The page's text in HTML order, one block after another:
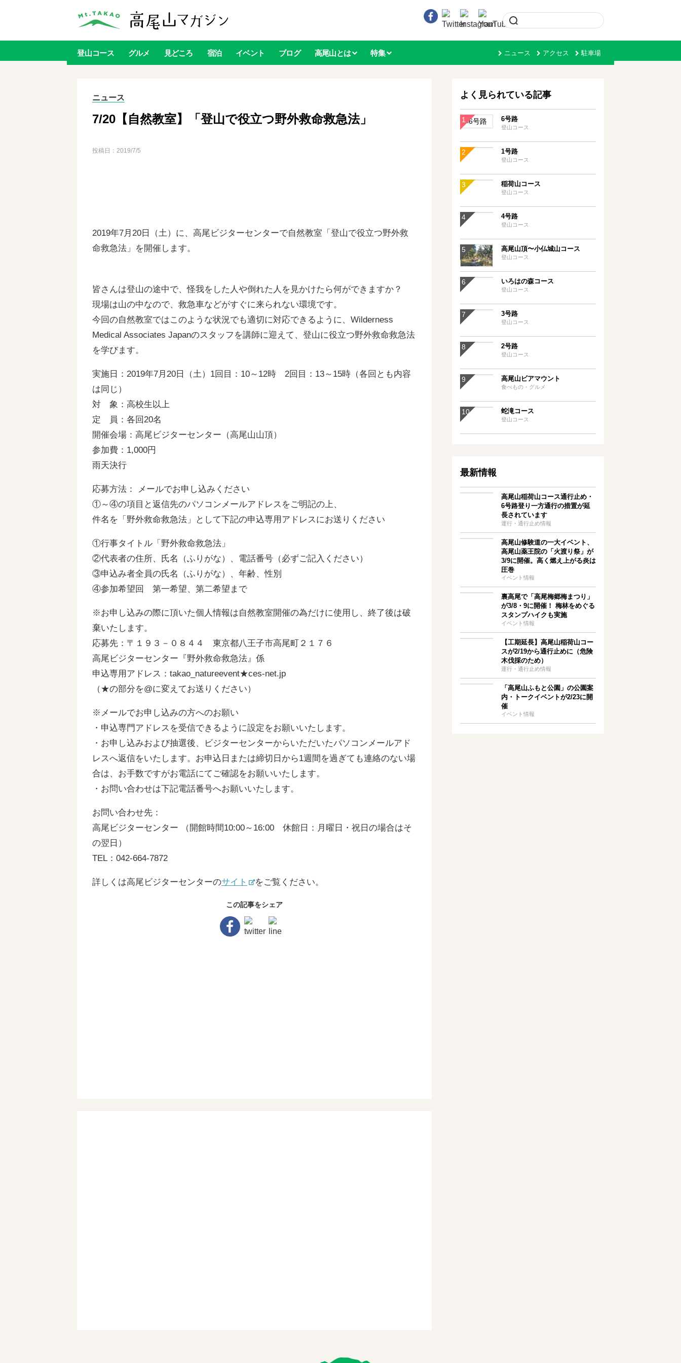
ニュース アクセス 駐車場
登山コース グルメ 見どころ 宿泊 イベント ブログ 高尾山とは 特集
ニュース
7/20【自然教室】「登山で役立つ野外救命救急法」
投稿日： 2019/7/5
2019年7月20日（土）に、高尾ビジターセンターで自然教室「登山で役立つ野外救
命救急法」を開催します。
皆さんは登山の途中で、怪我をした人や倒れた人を見かけたら何ができますか？
現場は山の中なので、救急車などがすぐに来られない環境です。
今回の自然教室ではこのような状況でも適切に対応できるように、Wilderness
Medical Associates Japanのスタッフを講師に迎えて、登山に役立つ野外救命救急法
を学びます。
実施日：2019年7月20日（土）1回目：10～12時 2回目：13～15時（各回とも内容
は同じ）
対 象：高校生以上
定 員：各回20名
開催会場：高尾ビジターセンター（高尾山山頂）
参加費：1,000円
雨天決行
応募方法： メールでお申し込みください
①～④の項目と返信先のパソコンメールアドレスをご明記の上、
件名を「野外救命救急法」として下記の申込専用アドレスにお送りください
①行事タイトル「野外救命救急法」
②代表者の住所、氏名（ふりがな）、電話番号（必ずご記入ください）
③申込み者全員の氏名（ふりがな）、年齢、性別
④参加希望回 第一希望、第二希望まで
※お申し込みの際に頂いた個人情報は自然教室開催の為だけに使用し、終了後は破
棄いたします。
応募先：〒１９３－０８４４ 東京都八王子市高尾町２１７６
高尾ビジターセンター『野外救命救急法』係
申込専用アドレス：takao_natureevent★ces-net.jp
（★の部分を@に変えてお送りください）
※メールでお申し込みの方へのお願い
・申込専門アドレスを受信できるように設定をお願いいたします。
・お申し込みおよび抽選後、ビジターセンターからいただいたパソコンメールアド
レスへ返信をいたします。お申込日または締切日から1週間を過ぎても連絡のない場
合は、お手数ですがお電話にてご確認をお願いいたします。
・お問い合わせは下記電話番号へお願いいたします。
お問い合わせ先：
高尾ビジターセンター （開館時間10:00～16:00 休館日：月曜日・祝日の場合はそ
の翌日）
TEL：042-664-7872
詳しくは高尾ビジターセンターのサイト をご覧ください。
この記事をシェア
よく見られている記事
6号路
登山コース
1号路
登山コース
稲荷山コース
登山コース
4号路
登山コース
高尾山頂〜小仏城山コース
登山コース
いろはの森コース
登山コース
3号路
登山コース
2号路
登山コース
高尾山ビアマウント
食べもの・グルメ
蛇滝コース
登山コース
最新情報
高尾山稲荷山コース通行止め・
6号路登り一方通行の措置が延
長されています
運行・通行止め情報
高尾山修験道の一大イベント、
高尾山薬王院の「火渡り祭」が
3/9に開催。高く燃え上がる炎は
圧巻
イベント情報
裏高尾で「高尾梅郷梅まつり」
が3/8・9に開催！ 梅林をめぐる
スタンプハイクも実施
イベント情報
【工期延長】高尾山稲荷山コー
スが2/19から通行止めに（危険
木伐採のため）
運行・通行止め情報
「高尾山ふもと公園」の公園案
内・トークイベントが2/23に開
催
イベント情報